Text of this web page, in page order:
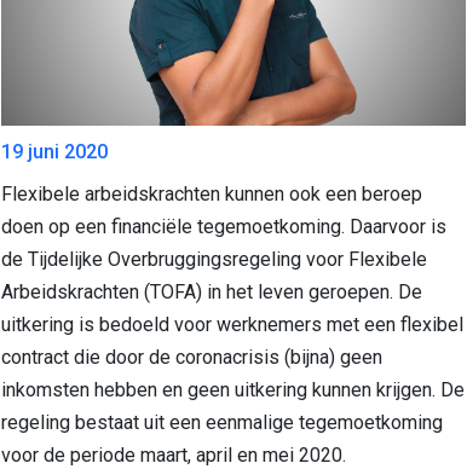
19 juni 2020
Flexibele arbeidskrachten kunnen ook een beroep
doen op een financiële tegemoetkoming. Daarvoor is
de Tijdelijke Overbruggingsregeling voor Flexibele
Arbeidskrachten (TOFA) in het leven geroepen. De
uitkering is bedoeld voor werknemers met een flexibel
contract die door de coronacrisis (bijna) geen
inkomsten hebben en geen uitkering kunnen krijgen. De
regeling bestaat uit een eenmalige tegemoetkoming
voor de periode maart, april en mei 2020.